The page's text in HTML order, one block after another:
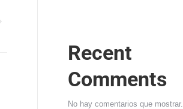
Recent
Comments
No hay comentarios que mostrar.